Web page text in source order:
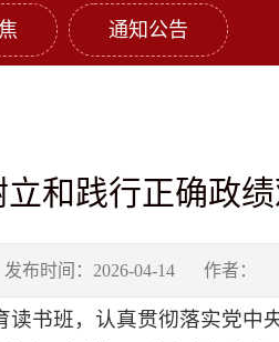
通知公告
和践行正确政
发布时间：2026-04-14 作者：
书班，认真贯彻落实党